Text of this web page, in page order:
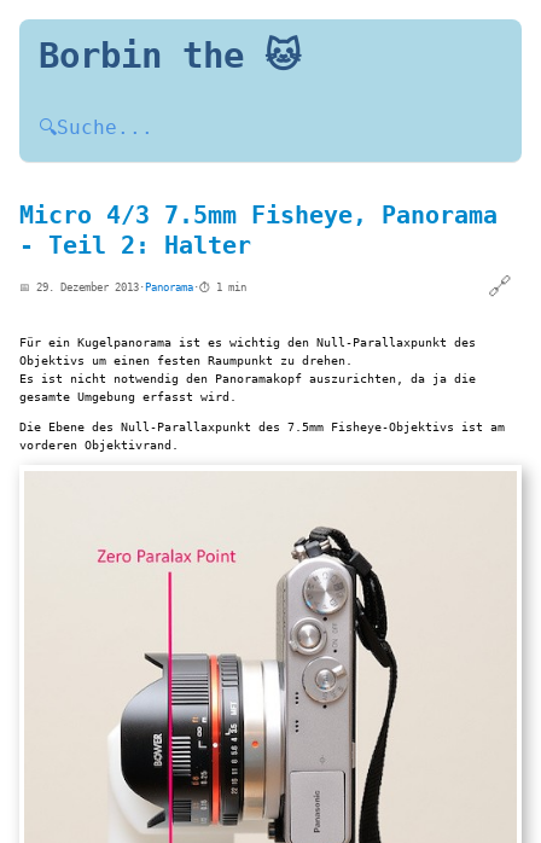
Borbin the 🐱
🔍Suche...
Micro 4/3 7.5mm Fisheye, Panorama
- Teil 2: Halter
📅 29. Dezember 2013 · Panorama ·⏱️ 1 min 🔗
Für ein Kugelpanorama ist es wichtig den Null-Parallaxpunkt des
Objektivs um einen festen Raumpunkt zu drehen.
Es ist nicht notwendig den Panoramakopf auszurichten, da ja die
gesamte Umgebung erfasst wird.
Die Ebene des Null-Parallaxpunkt des 7.5mm Fisheye-Objektivs ist am
vorderen Objektivrand.